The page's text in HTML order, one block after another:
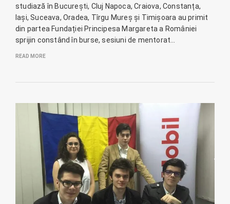
studiază în București, Cluj Napoca, Craiova, Constanța,
Iași, Suceava, Oradea, Tîrgu Mureș și Timișoara au primit
din partea Fundației Principesa Margareta a României
sprijin constând în burse, sesiuni de mentorat…
READ MORE